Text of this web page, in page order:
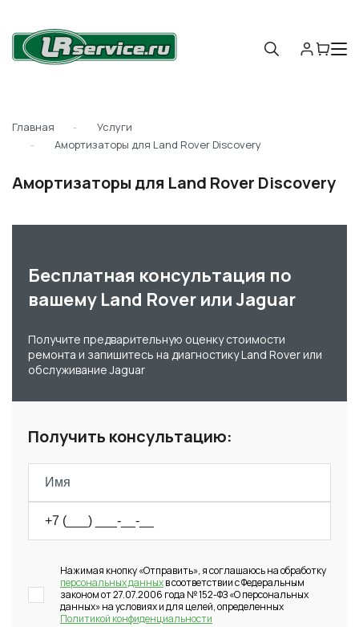
Главная
Услуги
Амортизаторы для Land Rover Discovery
Амортизаторы для Land Rover Discovery
Бесплатная консультация по
вашему Land Rover или Jaguar
Получите предварительную оценку стоимости
ремонта и запишитесь на диагностику Land Rover или
обслуживание Jaguar
Получить консультацию:
Нажимая кнопку «Отправить», я соглашаюсь на обработку
персональных данныхв соответствии с Федеральным
законом от 27.07.2006 года № 152-ФЗ «О персональных
данных» на условиях и для целей, определенных
Политикой конфиденциальности